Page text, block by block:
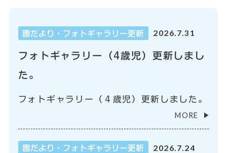
園だより・フォトギャラリー更新 2026.7.31
フォトギャラリー（4歳児）更新しまし
た。
フォトギャラリー（４歳児）更新しました。
MORE
園だより・フォトギャラリー更新 2026.7.24